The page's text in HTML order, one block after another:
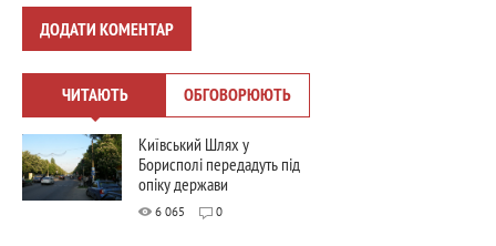
ДОДАТИ КОМЕНТАР
ЧИТАЮТЬ ОБГОВОРЮЮТЬ
Київський Шлях у
Борисполі передадуть під
опіку держави
6 065 0